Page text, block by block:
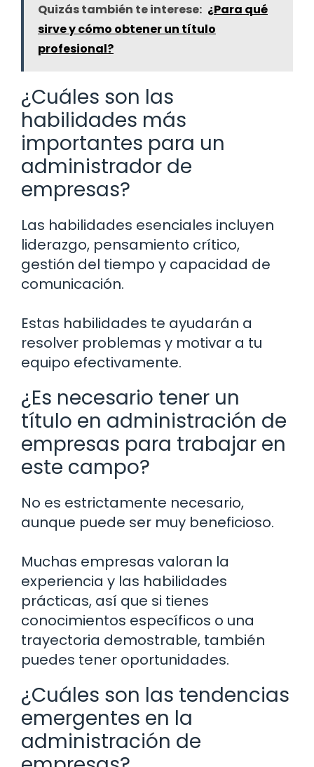
Quizás también te interese: ¿Para qué
sirve y cómo obtener un título
profesional?
¿Cuáles son las
habilidades más
importantes para un
administrador de
empresas?
Las habilidades esenciales incluyen
liderazgo, pensamiento crítico,
gestión del tiempo y capacidad de
comunicación.
Estas habilidades te ayudarán a
resolver problemas y motivar a tu
equipo efectivamente.
¿Es necesario tener un
título en administración de
empresas para trabajar en
este campo?
No es estrictamente necesario,
aunque puede ser muy beneficioso.
Muchas empresas valoran la
experiencia y las habilidades
prácticas, así que si tienes
conocimientos específicos o una
trayectoria demostrable, también
puedes tener oportunidades.
¿Cuáles son las tendencias
emergentes en la
administración de